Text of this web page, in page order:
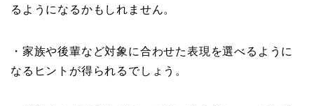
るようになるかもしれません。
・家族や後輩など対象に合わせた表現を選べるように
なるヒントが得られるでしょう。